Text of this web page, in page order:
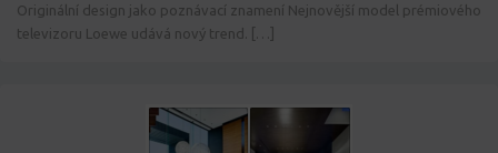
Originální design jako poznávací znamení Nejnovější model prémiového
televizoru Loewe udává nový trend. […]